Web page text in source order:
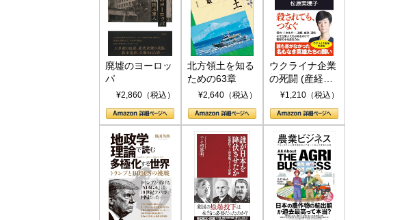
廃墟のヨーロッ
パ
¥2,860（税込）
北方領土を知る
ための63章
¥2,640（税込）
ウクライナ企業
の死闘 (産経セ
レクト S 039)
¥1,210（税込）